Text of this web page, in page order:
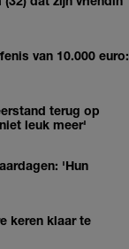
van 10.000 euro:
terug op
leuk meer'
'Hun
keren klaar te